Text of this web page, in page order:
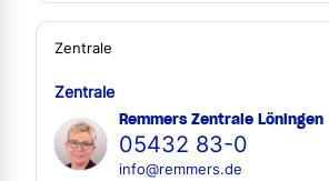
Zentrale
Zentrale
Remmers Zentrale Löningen
05432 83-0
info@remmers.de